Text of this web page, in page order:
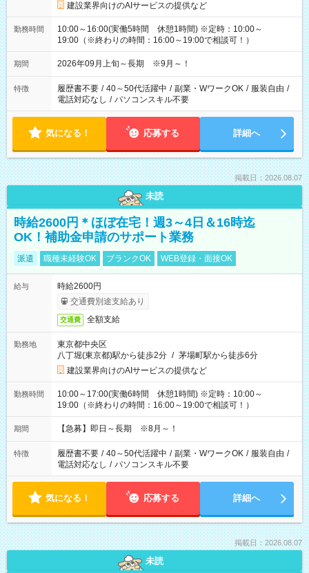
建設業界向けのAIサービスの提供など
勤務時間
10:00～16:00(実働5時間 休憩1時間) ※定時：10:00～
19:00（※終わりの時間：16:00～19:00で相談可！）
期間 2026年09月上旬～長期 ※9月～！
特徴 履歴書不要 / 40～50代活躍中 / 副業・WワークOK / 服装自由 /
電話対応なし / パソコンスキル不要
気になる！ 応募する 詳細へ
掲載日：2026.08.07
未読
時給2600円＊ほぼ在宅！週3～4日＆16時迄
OK！補助金申請のサポート業務
派遣 職種未経験OK ブランクOK WEB登録・面接OK
給与
時給2600円
交通費別途支給あり
交通費 全額支給
勤務地
東京都中央区
八丁堀(東京都)駅から徒歩2分 / 茅場町駅から徒歩6分
建設業界向けのAIサービスの提供など
勤務時間
10:00～17:00(実働6時間 休憩1時間) ※定時：10:00～
19:00（※終わりの時間：16:00～19:00で相談可！）
期間 【急募】即日～長期 ※8月～！
特徴 履歴書不要 / 40～50代活躍中 / 副業・WワークOK / 服装自由 /
電話対応なし / パソコンスキル不要
気になる！ 応募する 詳細へ
掲載日：2026.08.07
未読